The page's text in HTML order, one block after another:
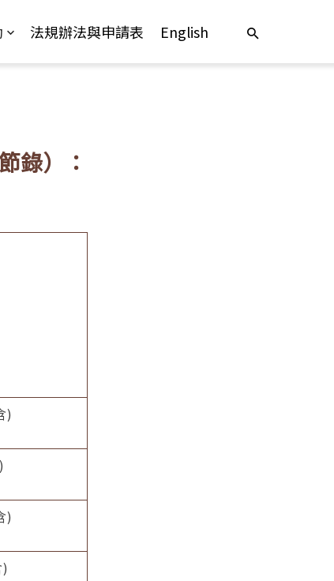
法規辦法與申請表 English
錄）：
)
)